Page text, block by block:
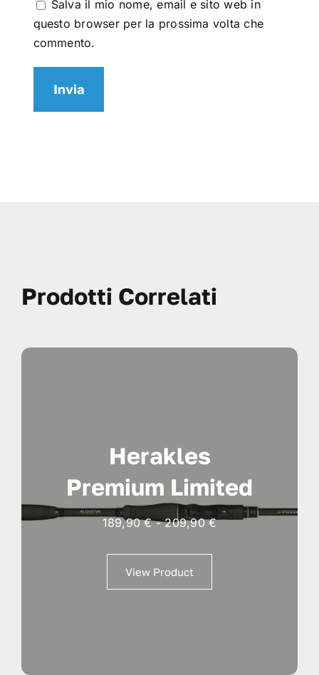
Salva il mio nome, email e sito web in
questo browser per la prossima volta che
commento.
Prodotti Correlati
Herakles
Premium Limited
189,90€ - 209,90€Fascia
View Product